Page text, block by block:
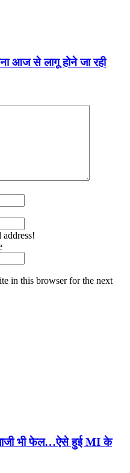
आज से लागू होने जा रही
in this browser for the next
भी फेल…ऐसे हुई MI के